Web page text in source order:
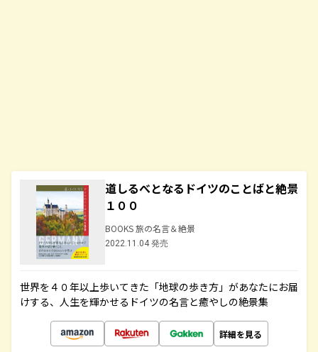
道しるべとなるドイツのことばと絶景
１００
BOOKS 旅の名言＆絶景
2022.11.04 発売
世界を４０年以上歩いてきた「地球の歩き方」があなたにお届
けする、人生を輝かせるドイツの名言と癒やしの絶景集
詳細を見る